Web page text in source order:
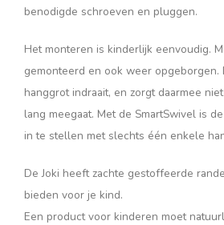
benodigde schroeven en pluggen.
Het monteren is kinderlijk eenvoudig.
gemonteerd en ook weer opgeborgen.
hanggrot indraait, en zorgt daarmee
lang meegaat. Met de SmartSwivel is
in te stellen met slechts één enkele
De Joki heeft zachte gestoffeerde
bieden voor je kind.
Een product voor kinderen moet